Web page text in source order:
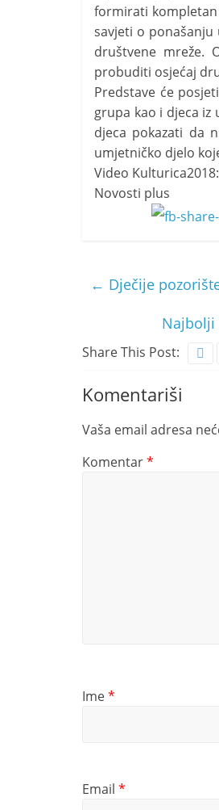
formirati kompletan
savjeti o
društvene mreže.
probuditi osjećaj
Predstave će
grupa kao i djeca iz
djeca pokazati da
umjetničko djelo
Video Kulturica2018:
Novosti plus
← Dječije
Najbolji
Share This Post:
Komentariši
Vaša email adresa
Komentar*
Ime*
Email *